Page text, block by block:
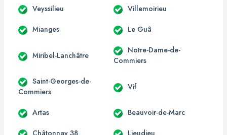
Veyssilieu Villemoirieu
Mianges Le Guâ
Miribel-Lanchâtre
Notre-Dame-de-
Commiers
Saint-Georges-de-
Commiers
Vif
Artas Beauvoir-de-Marc